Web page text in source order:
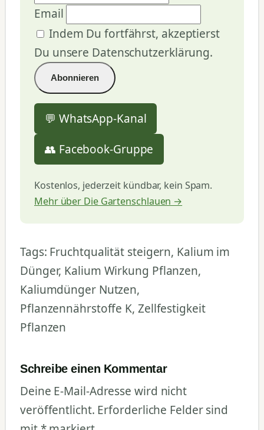
Email
Indem Du fortfährst, akzeptierst
Du unsere Datenschutzerklärung.
💬 WhatsApp-Kanal
👥 Facebook-Gruppe
Kostenlos, jederzeit kündbar, kein Spam.
Mehr über Die Gartenschlauen →
Tags: Fruchtqualität steigern, Kalium im
Dünger, Kalium Wirkung Pflanzen,
Kaliumdünger Nutzen,
Pflanzennährstoffe K, Zellfestigkeit
Pflanzen
Schreibe einen Kommentar
Deine E-Mail-Adresse wird nicht
veröffentlicht. Erforderliche Felder sind